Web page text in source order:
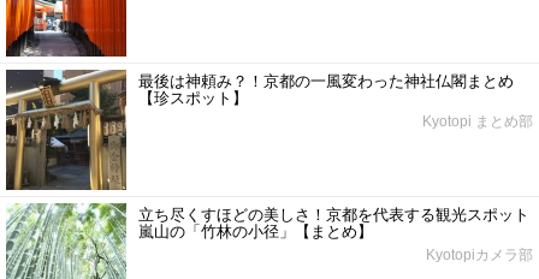
最後は神頼み？！京都の一風変わった神社仏閣まとめ
【珍スポット】
Kyotopi まとめ部
立ち尽くすほどの美しさ！京都を代表する観光スポット
嵐山の「竹林の小径」【まとめ】
Kyotopiカメラ部